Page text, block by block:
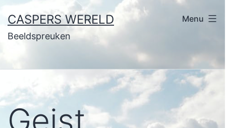
Ga
naar
de
CASPERS WERELD
Beeldspreuken
Menu
Geist